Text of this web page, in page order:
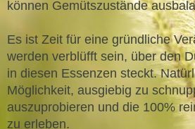
können Gemütszustände
Es ist Zeit für eine gründliche
werden verblüfft sein, über den
in diesen Essenzen steckt.
Möglichkeit, ausgiebig zu
auszuprobieren und die 100%
zu erleben.